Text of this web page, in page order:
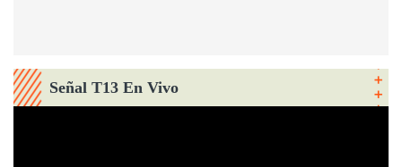
Señal T13 En Vivo